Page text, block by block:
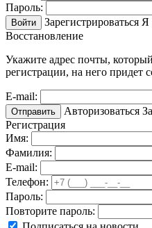
Пароль:
Войти Зарегистрироваться Я
Восстановление
Укажите адрес почты,
регистрации, на него придет
E-mail:
Отправить Авторизоваться
Регистрация
Имя:
Фамилия:
E-mail:
Телефон:
Пароль:
Повторите пароль: